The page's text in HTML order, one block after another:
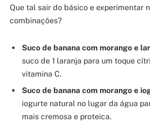
Que tal sair do básico e experimentar
combinações?
Suco de banana com morango e
suco de 1 laranja para um toque
vitamina C.
Suco de banana com morango e
iogurte natural no lugar da água
mais cremosa e proteica.